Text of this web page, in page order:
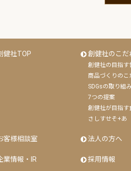
健社TOP 創健社のこだ
創健社の目指す
商品づくりのこ
SDGsの取り組み
7つの提案
創健社が目指す
さしすせそ+あ
客様相談室 法人の方へ
業情報・IR 採用情報